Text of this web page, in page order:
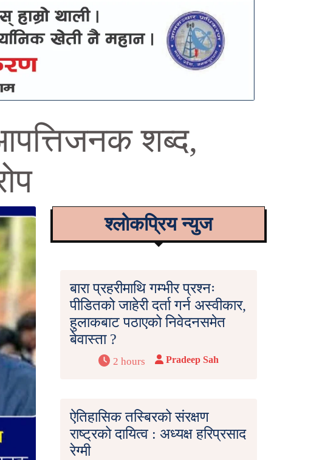
शब्द,
श्लोकप्रिय न्युज
बारा प्रहरीमाथि गम्भीर प्रश्नः
पीडितको जाहेरी दर्ता गर्न अस्वीकार,
हुलाकबाट पठाएको निवेदनसमेत
बेवास्ता ?
2 hours Pradeep Sah
ऐतिहासिक तस्बिरको संरक्षण
राष्ट्रको दायित्व : अध्यक्ष हरिप्रसाद
रेग्मी